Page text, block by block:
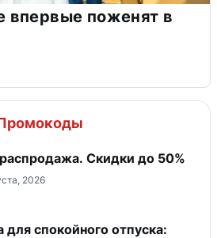
впервые поженят в
Скидки до 50%
2026
для спокойного отпуска: